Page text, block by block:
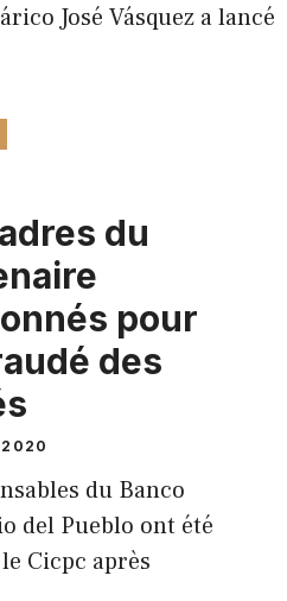
José Vásquez a lancé
du
pour
des
2020
du Banco
del Pueblo ont été
Cicpc après